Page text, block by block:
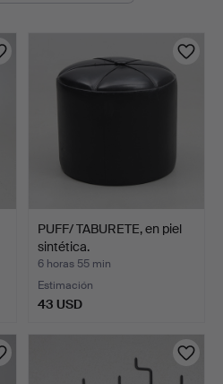
PUFF/ TABURETE, en piel
sintética.
6 horas 55 min
Estimación
43 USD